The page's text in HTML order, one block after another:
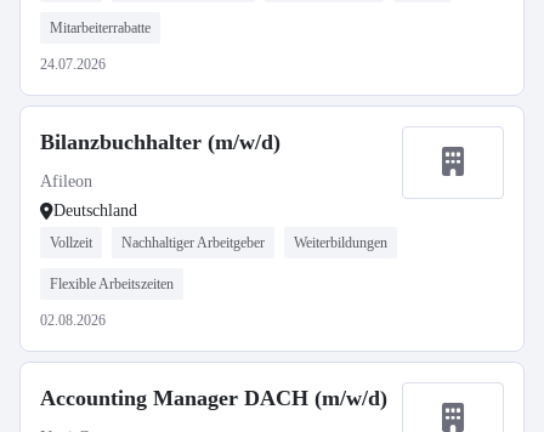
Mitarbeiterrabatte
24.07.2026
Bilanzbuchhalter (m/w/d)
Afileon
Deutschland
Vollzeit Nachhaltiger Arbeitgeber Weiterbildungen
Flexible Arbeitszeiten
02.08.2026
Accounting Manager DACH (m/w/d)